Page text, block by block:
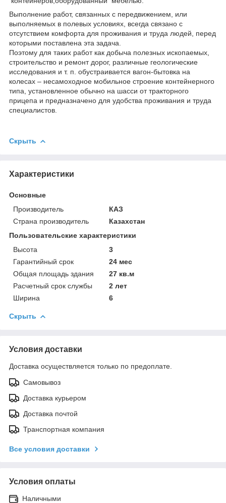
Выполнение работ, связанных с передвижением, или
выполняемых в полевых условиях, всегда связано с
отсутствием комфорта для проживания и труда людей, перед
которыми поставлена эта задача.
Поэтому для таких работ как добыча полезных ископаемых,
строительство и ремонт дорог, различные геологические
исследования и т. п. обустраивается вагон-бытовка на
колесах – несамоходное мобильное строение контейнерного
типа, установленное обычно на шасси от тракторного
прицепа и предназначено для удобства проживания и труда
специалистов.
Скрыть
Характеристики
Основные
Производитель
КАЗ
Страна производитель
Казахстан
Пользовательские характеристики
Высота
3
Гарантийный срок
24 мес
Общая площадь здания
27 кв.м
Расчетный срок службы
2 лет
Ширина
6
Скрыть
Условия доставки
Доставка осуществляется только по предоплате.
Самовывоз
Доставка курьером
Доставка почтой
Транспортная компания
Все условия доставки
Условия оплаты
Наличными